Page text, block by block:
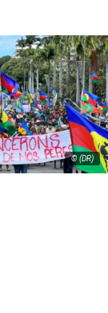
© (DR)